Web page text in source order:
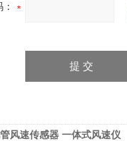
风速传感器 一体式风速仪